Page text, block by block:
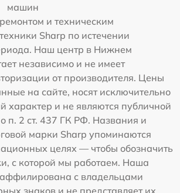
машин
и техническим
Sharp по истечении
Наш центр в Нижнем
независимо и не имеет
от производителя. Цены
на сайте, носят исключительно
характер и не являются публичной
п. 2 ст. 437 ГК РФ. Названия и
марки Sharp упоминаются
целях — чтобы обозначить
с которой мы работаем. Наша
с владельцами
знаков и не представляет их